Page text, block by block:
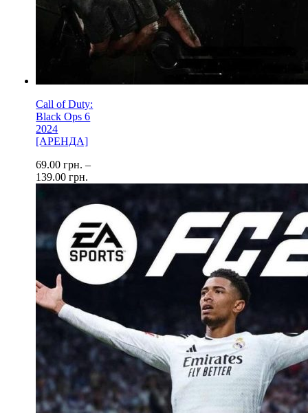
Call of Duty:
Black Ops 6
2024
[АРЕНДА]
69.00грн. –
139.00грн.